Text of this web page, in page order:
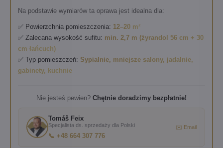
Na podstawie wymiarów ta oprawa jest idealna dla:
✅ Powierzchnia pomieszczenia: 12–20 m²
✅ Zalecana wysokość sufitu: min. 2,7 m (żyrandol 56 cm + 30
cm łańcuch)
✅ Typ pomieszczeń: Sypialnie, mniejsze salony, jadalnie,
gabinety, kuchnie
Nie jesteś pewien? Chętnie doradzimy bezpłatnie!
Tomáš Feix
Specjalista ds. sprzedaży dla Polski
📞 +48 664 307 776
✉️ Email